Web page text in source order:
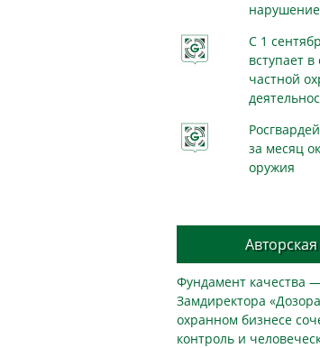
С 1
вступает
частной
за месяц
оружия
Фундамент качества
Замдиректора
охранном бизнесe
контроль и